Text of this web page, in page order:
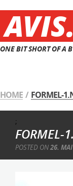
ONE BIT SHORT OF A
HOME / FORMEL-
;
FORMEL-
POSTED ON26.